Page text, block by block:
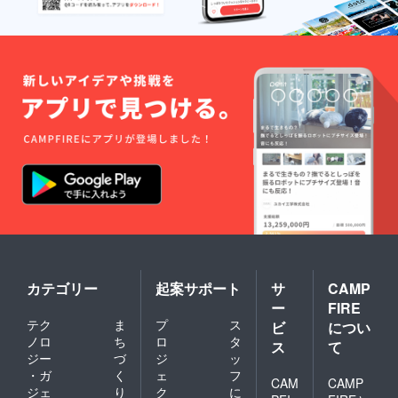
カテゴリー
テク
ノロ
ジー
・ガ
ジェ
ま
ち
づ
く
り
起案サポート
プ
ロ
ジ
ェ
ク
ス
タ
ッ
フ
に
サ
ー
ビ
ス
CAM
CAMP
FIRE
につい
て
CAMP